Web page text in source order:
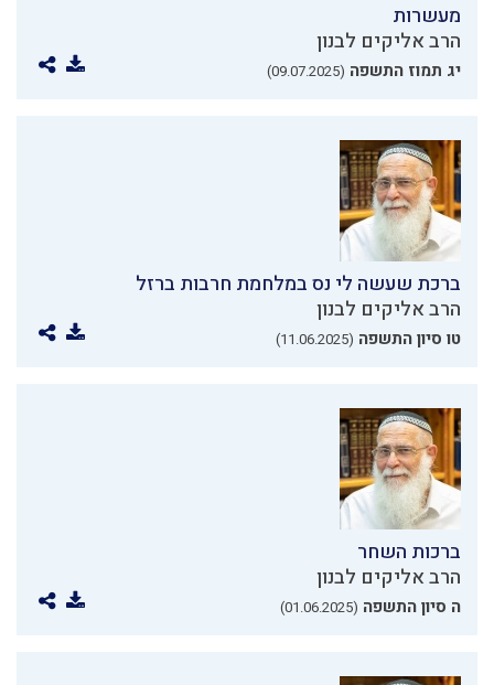
מעשרות
הרב אליקים לבנון
יג תמוז התשפה (09.07.2025)
ברכת שעשה לי נס במלחמת חרבות ברזל
הרב אליקים לבנון
טו סיון התשפה (11.06.2025)
ברכות השחר
הרב אליקים לבנון
ה סיון התשפה (01.06.2025)